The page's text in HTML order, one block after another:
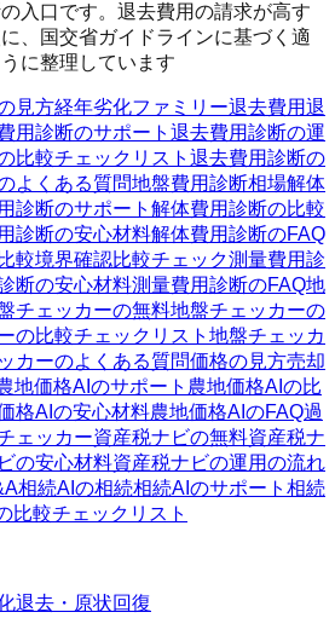
入口です。退去費用の請求が高す
、国交省ガイドラインに基づく適
に整理しています
見方経年劣化ファミリー退去費用退
用診断のサポート 退去費用診断の運
比較チェックリスト 退去費用診断の
よくある質問地盤費用診断相場解体
診断のサポート 解体費用診断の比較
診断の安心材料解体費用診断のFAQ
較境界確認比較チェック測量費用診
断の安心材料測量費用診断のFAQ地
チェッカーの無料地盤チェッカーの
の比較チェックリスト 地盤チェッカ
カーのよくある質問価格の見方売却
地価格AIのサポート 農地価格AIの比
格AIの安心材料農地価格AIのFAQ過
ェッカー資産税ナビの無料資産税ナ
の安心材料資産税ナビの運用の流れ
相続AIの相続相続AIのサポート 相続
比較チェックリスト
退去・原状回復